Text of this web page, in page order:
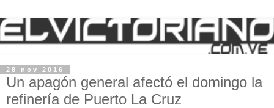
28 nov 2016
Un apagón general afectó el domingo la
refinería de Puerto La Cruz